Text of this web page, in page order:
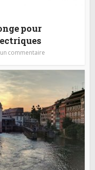
pour
commentaire